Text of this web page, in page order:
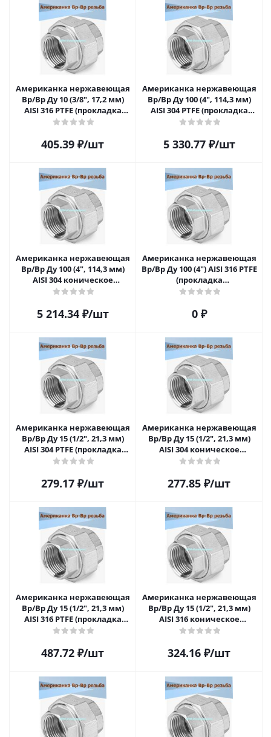
Американка нержавеющая
Вр/Вр Ду 10 (3/8", 17,2 мм)
AISI 316 PTFE (прокладка
фторопластовая)
405.39 ₽/шт
Американка нержавеющая
Вр/Вр Ду 100 (4", 114,3 мм)
AISI 304 PTFE (прокладка
фторопластовая)
5 330.77₽/шт
Американка нержавеющая
Вр/Вр Ду 100 (4", 114,3 мм)
AISI 304 коническое
уплотнение
5 214.34₽/шт
Американка нержавеющая
Вр/Вр Ду 100 (4") AISI 316 PTFE
(прокладка
фторопластовая)
0 ₽
Американка нержавеющая
Вр/Вр Ду 15 (1/2", 21,3 мм)
AISI 304 PTFE (прокладка
фторопластовая)
279.17 ₽/шт
Американка нержавеющая
Вр/Вр Ду 15 (1/2", 21,3 мм)
AISI 304 коническое
уплотнение
277.85 ₽/шт
Американка нержавеющая
Вр/Вр Ду 15 (1/2", 21,3 мм)
AISI 316 PTFE (прокладка
фторопластовая)
487.72 ₽/шт
Американка нержавеющая
Вр/Вр Ду 15 (1/2", 21,3 мм)
AISI 316 коническое
уплотнение
324.16 ₽/шт